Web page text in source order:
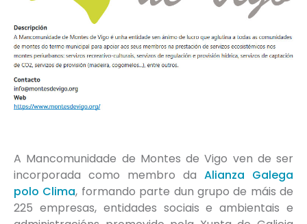
A Mancomunidade de Montes de Vigo ven de ser
incorporada como membro da Alianza Galega
polo Clima, formando parte dun grupo de máis de
225 empresas, entidades sociais e ambientais e